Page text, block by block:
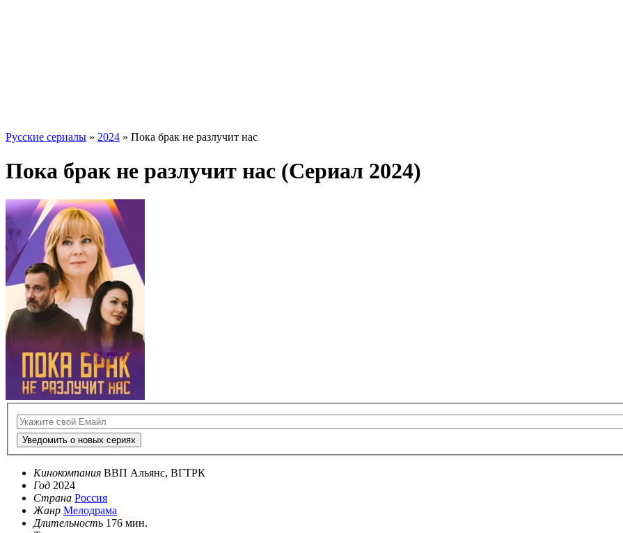
Русские сериалы » 2024 » Пока брак не разлучит нас
Пока брак не разлучит нас (Сериал 2024)
Уведомить о новых сериях
Кинокомпания ВВП Альянс, ВГТРК
Год 2024
Страна Россия
Жанр Мелодрама
Длительность 176 мин.